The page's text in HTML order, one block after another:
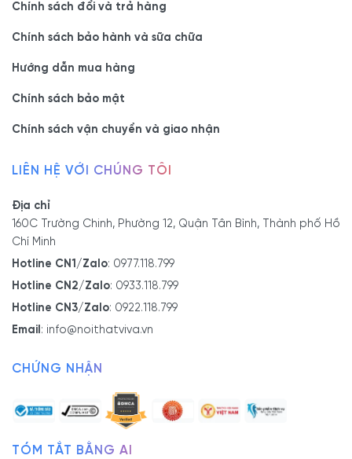
Chính sách đổi và trả hàng
Chính sách bảo hành và sữa chữa
Hướng dẫn mua hàng
Chính sách bảo mật
Chính sách vận chuyển và giao nhận
LIÊN HỆ VỚI CHÚNG TÔI
Địa chỉ
160C Trường Chinh, Phường 12, Quận Tân Bình, Thành phố Hồ
Chí Minh
Hotline CN1/Zalo: 0977.118.799
Hotline CN2/Zalo: 0933.118.799
Hotline CN3/Zalo: 0922.118.799
Email : info@noithatviva.vn
CHỨNG NHẬN
TÓM TẮT BẰNG AI